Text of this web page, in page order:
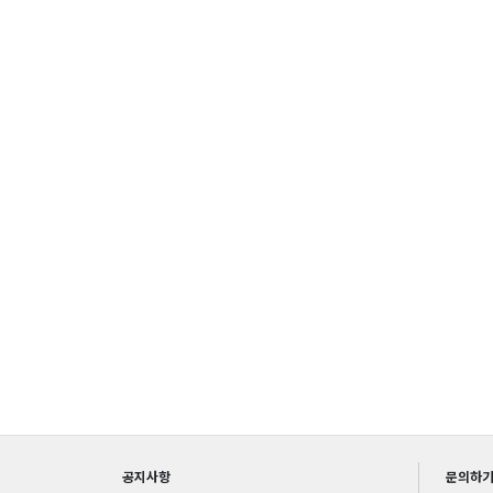
공지사항 문의하기